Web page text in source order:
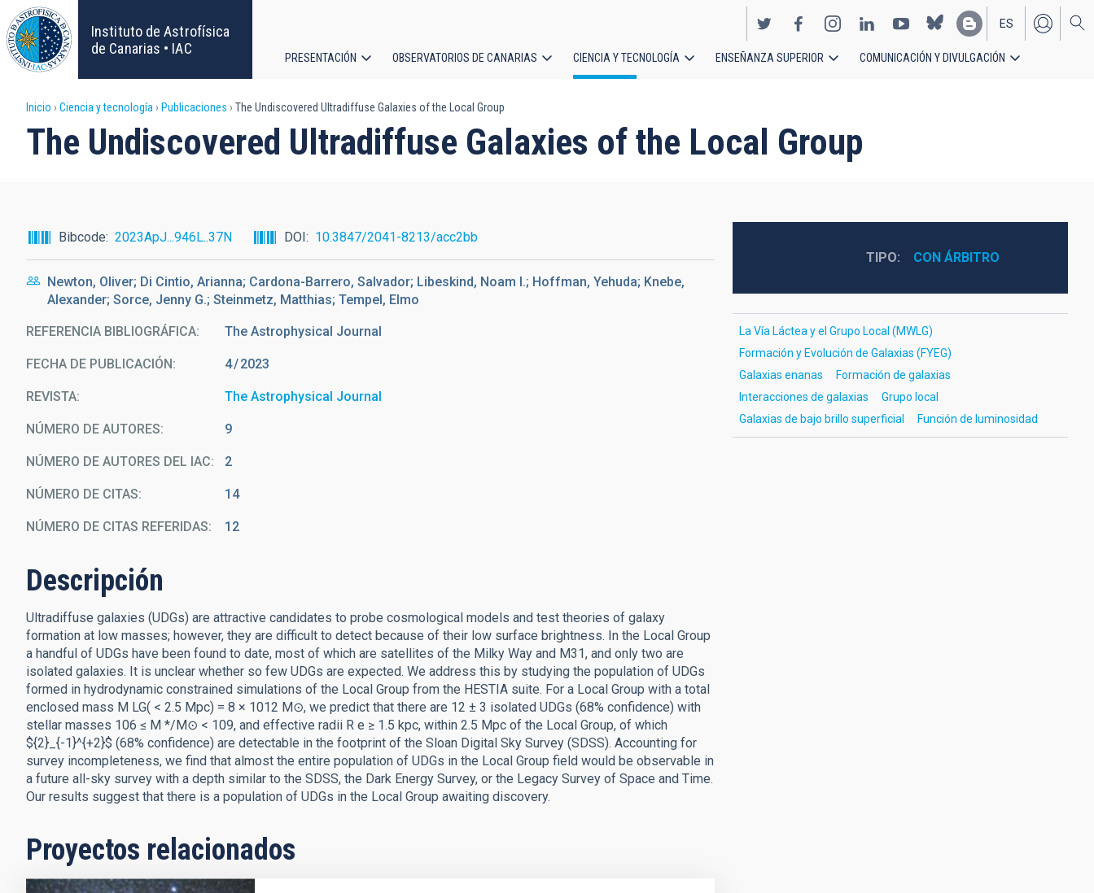
Pasar
al
contenido
principal
Instituto de Astrofísica
de Canarias • IAC
EN
ES
principal
PRESENTACIÓN OBSERVATORIOS DE CANARIAS CIENCIA Y TECNOLOGÍA ENSEÑANZA SUPERIOR COMUNICACIÓN Y DIVULGACIÓN
Sobrescribir
enlaces
ayuda
a
navegación
Inicio Ciencia y tecnología Publicaciones The Undiscovered Ultradiffuse Galaxies of the Local Group
The Undiscovered Ultradiffuse Galaxies of the Local Group
Bibcode 2023ApJ...946L..37N DOI 10.3847/2041-8213/acc2bb
Newton, Oliver; Di Cintio, Arianna; Cardona-Barrero, Salvador; Libeskind, Noam I.; Hoffman, Yehuda; Knebe,
Alexander; Sorce, Jenny G.; Steinmetz, Matthias; Tempel, Elmo
REFERENCIA BIBLIOGRÁFICA The Astrophysical Journal
FECHA DE PUBLICACIÓN: 4 2023
REVISTA The Astrophysical Journal
NÚMERO DE AUTORES 9
NÚMERO DE AUTORES DEL IAC 2
NÚMERO DE CITAS 14
NÚMERO DE CITAS REFERIDAS 12
Descripción
Ultradiffuse galaxies (UDGs) are attractive candidates to probe cosmological models and test theories of galaxy
formation at low masses; however, they are difficult to detect because of their low surface brightness. In the Local Group
a handful of UDGs have been found to date, most of which are satellites of the Milky Way and M31, and only two are
isolated galaxies. It is unclear whether so few UDGs are expected. We address this by studying the population of UDGs
formed in hydrodynamic constrained simulations of the Local Group from the HESTIA suite. For a Local Group with a total
enclosed mass M LG( < 2.5 Mpc) = 8 × 1012 M⊙, we predict that there are 12 ± 3 isolated UDGs (68% confidence) with
stellar masses 106 ≤ M */M⊙ < 109, and effective radii R e ≥ 1.5 kpc, within 2.5 Mpc of the Local Group, of which
${2}_{-1}^{+2}$ (68% confidence) are detectable in the footprint of the Sloan Digital Sky Survey (SDSS). Accounting for
survey incompleteness, we find that almost the entire population of UDGs in the Local Group field would be observable in
a future all-sky survey with a depth similar to the SDSS, the Dark Energy Survey, or the Legacy Survey of Space and Time.
Our results suggest that there is a population of UDGs in the Local Group awaiting discovery.
Proyectos relacionados
TIPO CON ÁRBITRO
La Vía Láctea y el Grupo Local (MWLG)
Formación y Evolución de Galaxias (FYEG)
Galaxias enanas
Formación de galaxias
Interacciones de galaxias
Grupo local
Galaxias de bajo brillo superficial
Función de luminosidad